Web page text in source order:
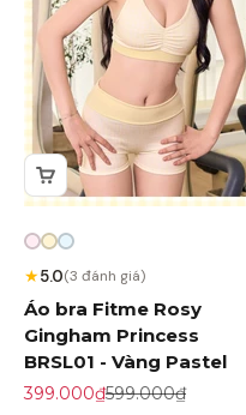
★5.0(3 đánh giá)
Áo bra Fitme Rosy
Gingham Princess
BRSL01 - Vàng Pastel
Giá khuyến mãi
399.000₫Giá gốc
599.000₫